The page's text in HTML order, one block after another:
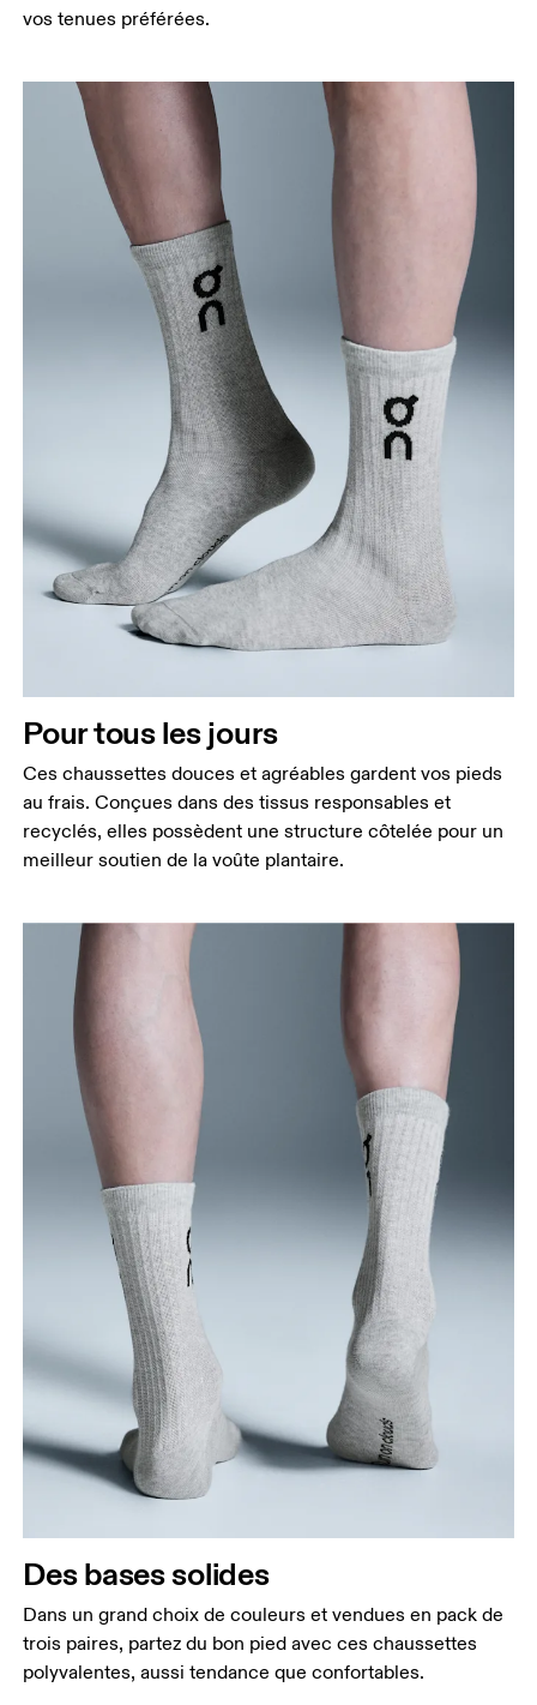
vos tenues préférées.
Pour tous les jours
Ces chaussettes douces et agréables gardent vos pieds
au frais. Conçues dans des tissus responsables et
recyclés, elles possèdent une structure côtelée pour un
meilleur soutien de la voûte plantaire.
Des bases solides
Dans un grand choix de couleurs et vendues en pack de
trois paires, partez du bon pied avec ces chaussettes
polyvalentes, aussi tendance que confortables.